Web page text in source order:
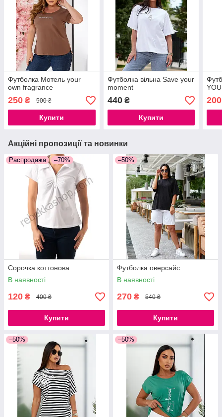
Футболка Мотель your
own fragrance
250 ₴ 500 ₴
Купити
Футболка вільна Save your
moment
440₴
Купити
200
Акційні пропозиції та новинки
Распродажа –70%
Сорочка коттонова
В наявності
120 ₴ 400 ₴
Купити
–50%
Футболка оверсайс
В наявності
270 ₴ 540 ₴
Купити
–50% –50%